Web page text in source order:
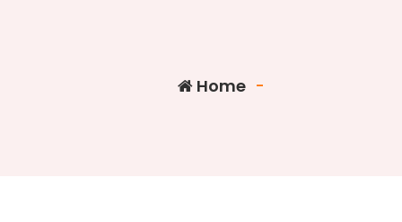
Home -